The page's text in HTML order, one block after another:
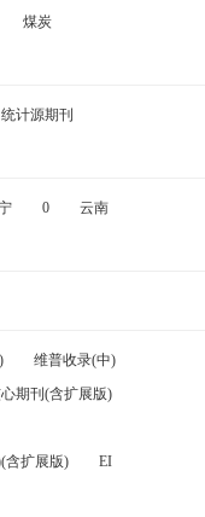
煤炭
统计源期刊
0
云南
维普收录(中)
期刊(含扩展版)
含扩展版)
EI